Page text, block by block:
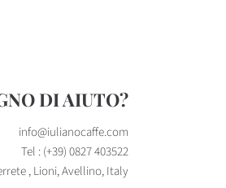
DI AIUTO?
info@iulianocaffe.com
Tel : (+39) 0827 403522
, Lioni, Avellino, Italy